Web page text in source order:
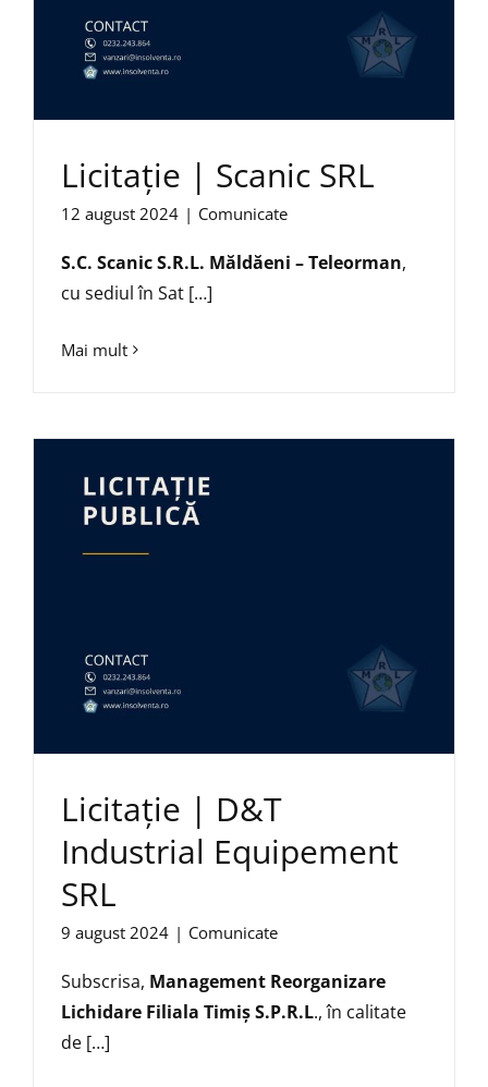
Licitație | Scanic SRL
12 august 2024 | Comunicate
S.C. Scanic S.R.L. Măldăeni – Teleorman,
cu sediul în Sat […]
Mai mult
Licitație | D&T
Industrial Equipement
SRL
9 august 2024 | Comunicate
Subscrisa, Management Reorganizare
Lichidare Filiala Timiș S.P.R.L., în calitate
de […]